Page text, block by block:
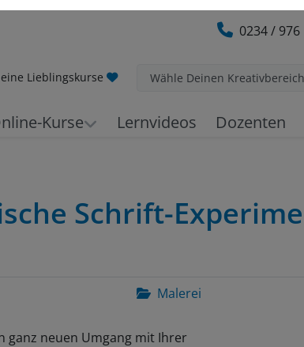
Kurse Lernvideos Dozenten
Schrift-
Malerei
ganz neuen Umgang mit Ihrer